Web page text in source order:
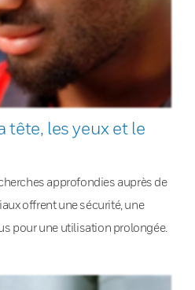
tête, les yeux et le
approfondies auprès de
offrent une sécurité, une
pour une utilisation prolongée.